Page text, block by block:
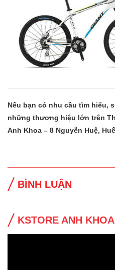
Nếu bạn có nhu cầu tìm hiểu,
những thương hiệu lớn trên
Anh Khoa – 8 Nguyễn Huệ,
BÌNH LUẬN
KSTORE ANH KHOA